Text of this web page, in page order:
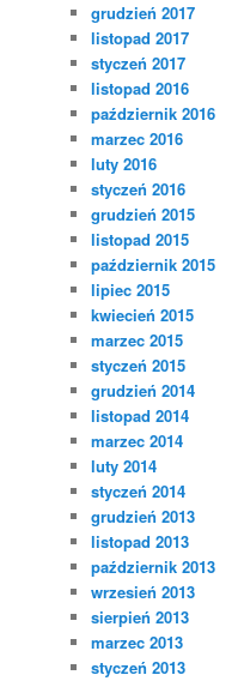
grudzień 2017
listopad 2017
styczeń 2017
listopad 2016
październik 2016
marzec 2016
luty 2016
styczeń 2016
grudzień 2015
listopad 2015
październik 2015
lipiec 2015
kwiecień 2015
marzec 2015
styczeń 2015
grudzień 2014
listopad 2014
marzec 2014
luty 2014
styczeń 2014
grudzień 2013
listopad 2013
październik 2013
wrzesień 2013
sierpień 2013
marzec 2013
styczeń 2013